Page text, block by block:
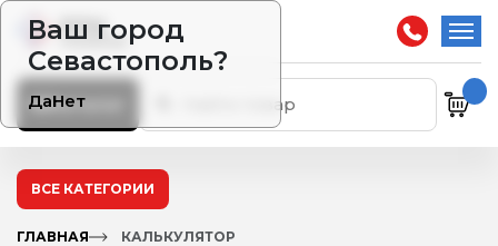
Ваш город
Севастополь?
ДаНет
Каталог
ВСЕ КАТЕГОРИИ
ГЛАВНАЯ КАЛЬКУЛЯТОР